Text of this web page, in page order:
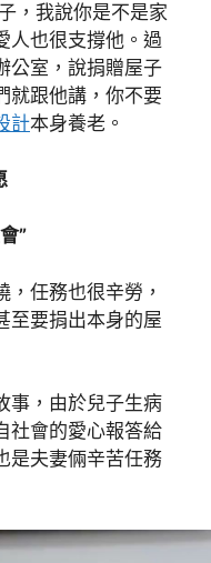
，我說你是不是家
人也很支撐他。過
公室，說捐贈屋子
就跟他講，你不要
計本身養老。
”
任務也很辛勞，
至要捐出本身的屋
事，由於兒子生病
社會的愛心報答給
是夫妻倆辛苦任務